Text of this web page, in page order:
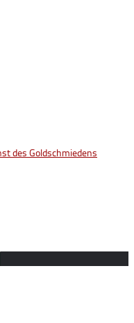
des Goldschmiedens